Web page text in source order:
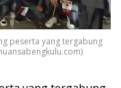
peserta yang tergabung